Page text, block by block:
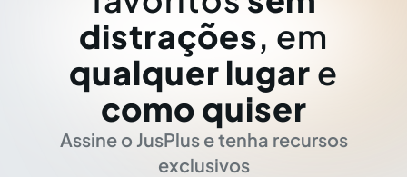
distrações, em
qualquer lugar e
como quiser
Assine o JusPlus e tenha recursos
exclusivos